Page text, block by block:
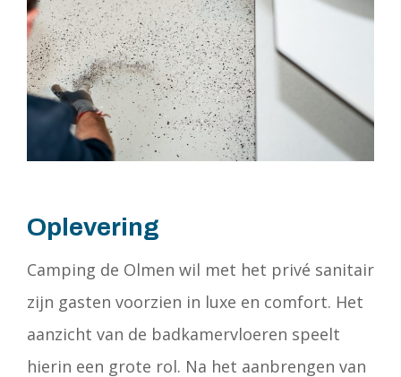
Oplevering
Camping de Olmen wil met het privé sanitair
zijn gasten voorzien in luxe en comfort. Het
aanzicht van de badkamervloeren speelt
hierin een grote rol. Na het aanbrengen van